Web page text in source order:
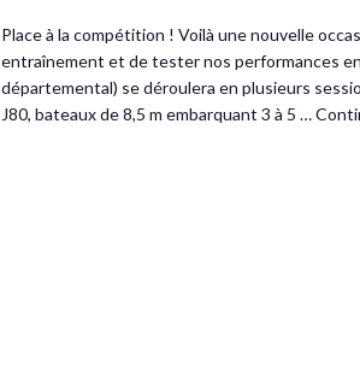
Place à la compétition ! Voilà une nouvelle
entraînement et de tester nos performances
départemental) se déroulera en plusieurs
J80, bateaux de 8,5 m embarquant 3 à 5 …